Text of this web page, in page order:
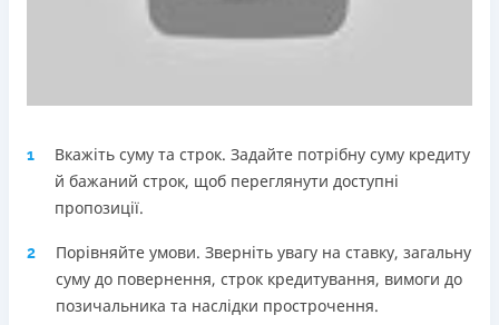
Ліцензія переоформлена 18.03.2024 р.
1
Вкажіть суму та строк. Задайте потрібну суму кредиту
й бажаний строк, щоб переглянути доступні
пропозиції.
2
Порівняйте умови. Зверніть увагу на ставку, загальну
суму до повернення, строк кредитування, вимоги до
позичальника та наслідки прострочення.